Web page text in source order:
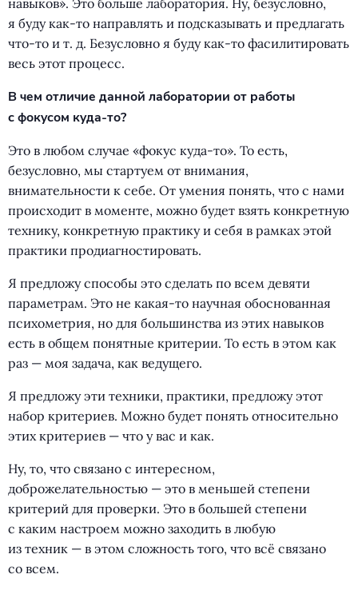
навыков». Это больше лаборатория. Ну, безусловно,
я буду как-то направлять и подсказывать и предлагать
что-то и т. д. Безусловно я буду как-то фасилитировать
весь этот процесс.
В чем отличие данной лаборатории от работы
с фокусом куда-то?
Это в любом случае «фокус куда-то». То есть,
безусловно, мы стартуем от внимания,
внимательности к себе. От умения понять, что с нами
происходит в моменте, можно будет взять конкретную
технику, конкретную практику и себя в рамках этой
практики продиагностировать.
Я предложу способы это сделать по всем девяти
параметрам. Это не какая-то научная обоснованная
психометрия, но для большинства из этих навыков
есть в общем понятные критерии. То есть в этом как
раз — моя задача, как ведущего.
Я предложу эти техники, практики, предложу этот
набор критериев. Можно будет понять относительно
этих критериев — что у вас и как.
Ну, то, что связано с интересном,
доброжелательностью — это в меньшей степени
критерий для проверки. Это в большей степени
с каким настроем можно заходить в любую
из техник — в этом сложность того, что всё связано
со всем.